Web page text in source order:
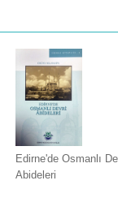
Edirne'de Osmanlı
Abideleri